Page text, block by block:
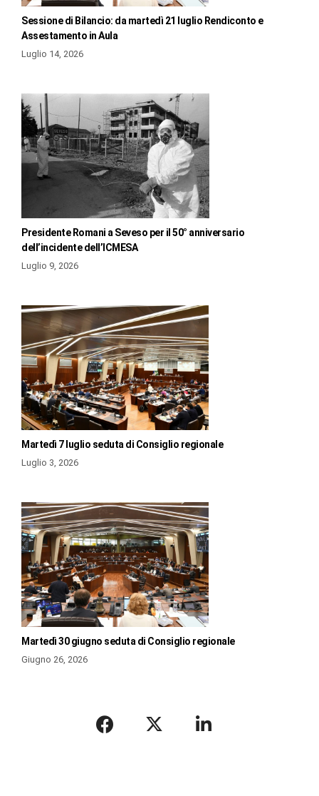
Sessione di Bilancio: da martedì 21 luglio Rendiconto e
Assestamento in Aula
Luglio 14, 2026
Presidente Romani a Seveso per il 50° anniversario
dell’incidente dell’ICMESA
Luglio 9, 2026
Martedì 7 luglio seduta di Consiglio regionale
Luglio 3, 2026
Martedì 30 giugno seduta di Consiglio regionale
Giugno 26, 2026